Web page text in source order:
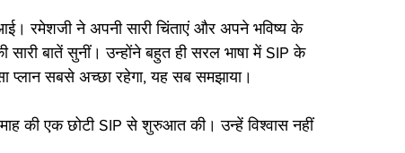
रमेशजी ने अपनी सारी चिंताएं और अपने भविष्य के
सारी बातें सुनीं। उन्होंने बहुत ही सरल भाषा में SIP के
सबसे अच्छा रहेगा, यह सब समझाया।
की एक छोटी SIP से शुरुआत की। उन्हें विश्वास नहीं